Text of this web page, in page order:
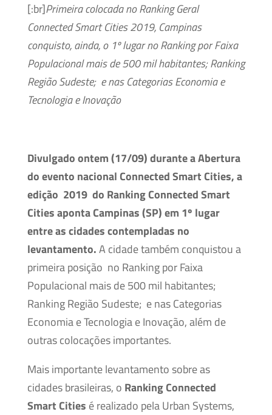
[:br]Primeira colocada no Ranking Geral
Connected Smart Cities 2019, Campinas
conquisto, ainda, o 1º lugar no Ranking por Faixa
Populacional mais de 500 mil habitantes; Ranking
Região Sudeste; e nas Categorias Economia e
Tecnologia e Inovação
Divulgado ontem (17/09) durante a Abertura
do evento nacional Connected Smart Cities, a
edição 2019 do Ranking Connected Smart
Cities aponta Campinas (SP) em 1º lugar
entre as cidades contempladas no
levantamento.A cidade também conquistou a
primeira posição no Ranking por Faixa
Populacional mais de 500 mil habitantes;
Ranking Região Sudeste; e nas Categorias
Economia e Tecnologia e Inovação, além de
outras colocações importantes.
Mais importante levantamento sobre as
cidades brasileiras, o Ranking Connected
Smart Cities é realizado pela Urban Systems,